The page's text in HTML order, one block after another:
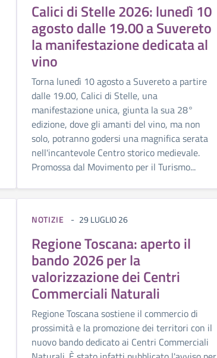
Calici di Stelle 2026: lunedì 10
agosto dalle 19.00 a Suvereto
la manifestazione dedicata al
vino
Torna lunedì 10 agosto a Suvereto a partire
dalle 19.00, Calici di Stelle, una
manifestazione unica, giunta la sua 28°
edizione, dove gli amanti del vino, ma non
solo, potranno godersi una magnifica serata
nell'incantevole Centro storico medievale.
Promossa dal Movimento per il Turismo...
NOTIZIE 29 LUGLIO 26
Regione Toscana: aperto il
bando 2026 per la
valorizzazione dei Centri
Commerciali Naturali
Regione Toscana sostiene il commercio di
prossimità e la promozione dei territori con il
nuovo bando dedicato ai Centri Commerciali